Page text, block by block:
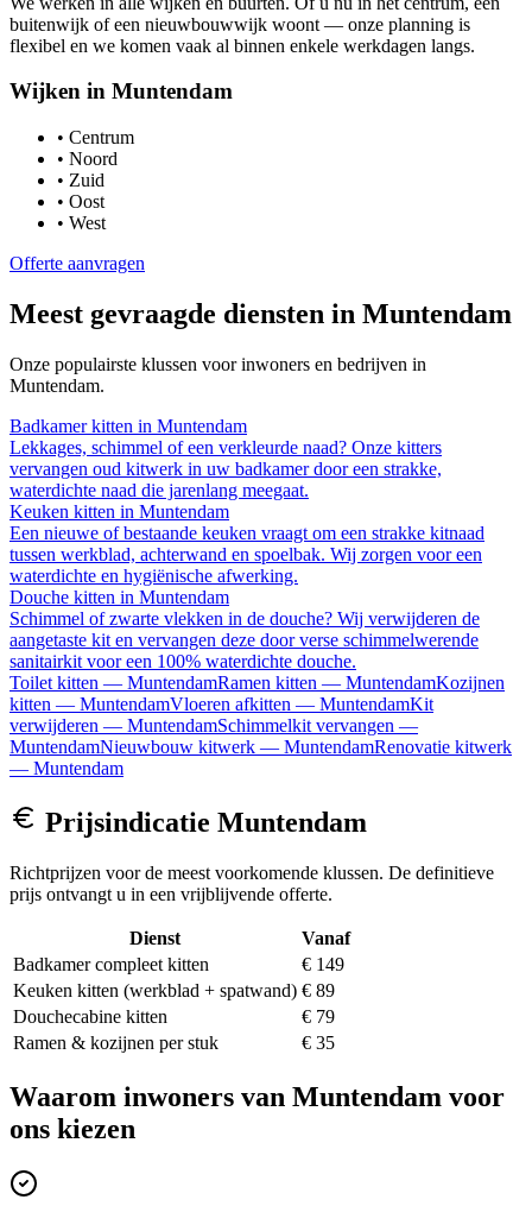
buitenwijk of een nieuwbouwwijk woont — onze planning is
flexibel en we komen vaak al binnen enkele werkdagen langs.
Wijken in Muntendam
• Centrum
• Noord
• Zuid
• Oost
• West
Offerte aanvragen
Meest gevraagde diensten in Muntendam
Onze populairste klussen voor inwoners en bedrijven in
Muntendam.
Badkamer kitten in Muntendam
Lekkages, schimmel of een verkleurde naad? Onze kitters
vervangen oud kitwerk in uw badkamer door een strakke,
waterdichte naad die jarenlang meegaat.
Keuken kitten in Muntendam
Een nieuwe of bestaande keuken vraagt om een strakke kitnaad
tussen werkblad, achterwand en spoelbak. Wij zorgen voor een
waterdichte en hygiënische afwerking.
Douche kitten in Muntendam
Schimmel of zwarte vlekken in de douche? Wij verwijderen de
aangetaste kit en vervangen deze door verse schimmelwerende
sanitairkit voor een 100% waterdichte douche.
Toilet kitten — MuntendamRamen kitten — MuntendamKozijnen
kitten — MuntendamVloeren afkitten — MuntendamKit
verwijderen — MuntendamSchimmelkit vervangen —
MuntendamNieuwbouw kitwerk — MuntendamRenovatie kitwerk
— Muntendam
Prijsindicatie Muntendam
Richtprijzen voor de meest voorkomende klussen. De definitieve
prijs ontvangt u in een vrijblijvende offerte.
Dienst
Vanaf
Badkamer compleet kitten
€ 149
Keuken kitten (werkblad + spatwand) € 89
Douchecabine kitten
€ 79
Ramen & kozijnen per stuk
€ 35
Waarom inwoners van Muntendam voor
ons kiezen